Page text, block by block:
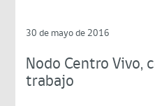
30 de mayo de 2016
Nodo Centro Vivo,
trabajo